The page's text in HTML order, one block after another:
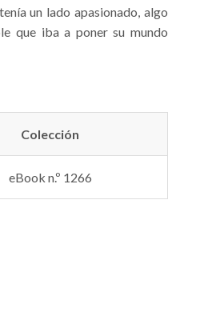
un lado apasionado, algo
que iba a poner su mundo
Colección
eBook n.º 1266